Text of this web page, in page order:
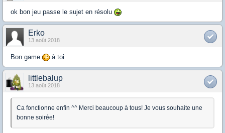
ok bon jeu passe le sujet en résolu
Erko
13 août 2018
Bon game à toi
littlebalup
13 août 2018
Ca fonctionne enfin ^^ Merci beaucoup à tous! Je vous souhaite une
bonne soirée!